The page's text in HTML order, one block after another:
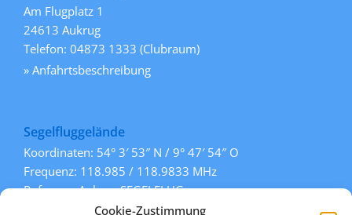
Cookie-Zustimmung
Am Flugplatz 1
24613 Aukrug
Telefon: 04873 1333 (Clubraum)
» Anfahrtsbeschreibung
Segelfluggelände
Koordinaten: 54° 3′ 53″ N / 9° 47′ 54″ O
Frequenz: 118.985 / 118.9833 MHz
Rufname: Aukrug SEGELFLUG
Pisten: 108° / 288° (Gras)